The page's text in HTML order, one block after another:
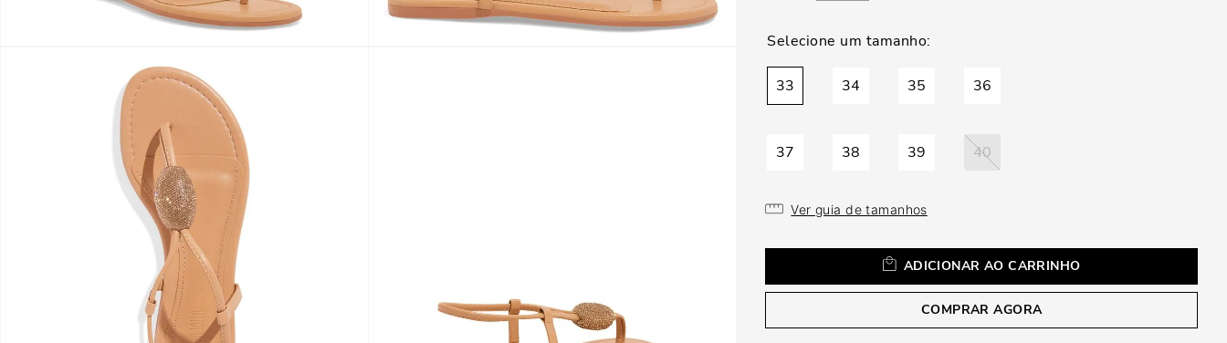
33 34 35 36
37 38 39 40
Ver guia de tamanhos
ADICIONAR AO CARRINHO
COMPRAR AGORA